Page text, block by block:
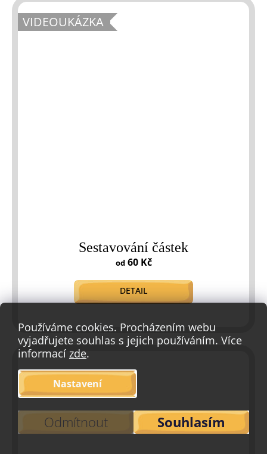
Používáme cookies. Procházením webu
vyjadřujete souhlas s jejich používáním. Více
informací zde.
Nastavení
Odmítnout Souhlasím
VIDEOUKÁZKA
Sestavování částek
od60 Kč
DETAIL